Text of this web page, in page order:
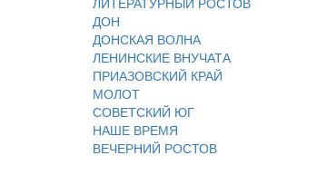
ЛИТЕРАТУРНЫЙ РОСТОВ
ДОН
ДОНСКАЯ ВОЛНА
ЛЕНИНСКИЕ ВНУЧАТА
ПРИАЗОВСКИЙ КРАЙ
МОЛОТ
СОВЕТСКИЙ ЮГ
НАШЕ ВРЕМЯ
ВЕЧЕРНИЙ РОСТОВ